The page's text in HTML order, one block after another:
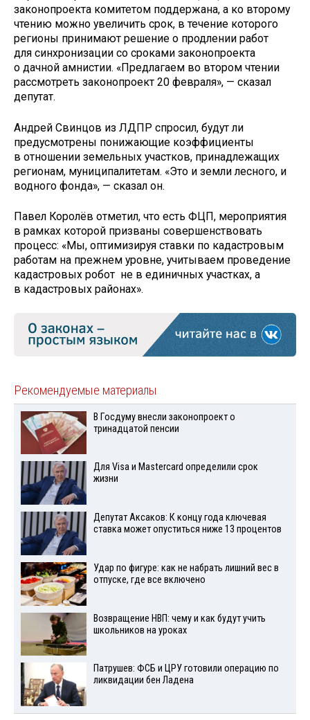
законопроекта комитетом поддержана, а ко второму
чтению можно увеличить срок, в течение которого
регионы принимают решение о продлении работ
для синхронизации со сроками законопроекта
о дачной амнистии. «Предлагаем во втором чтении
рассмотреть законопроект 20 февраля», — сказал
депутат.
Андрей Свинцов из ЛДПР спросил, будут ли
предусмотрены понижающие коэффициенты
в отношении земельных участков, принадлежащих
регионам, муниципалитетам. «Это и земли лесного, и
водного фонда», — сказал он.
Павел Королёв отметил, что есть ФЦП, мероприятия
в рамках которой призваны совершенствовать
процесс: «Мы, оптимизируя ставки по кадастровым
работам на прежнем уровне, учитываем проведение
кадастровых робот не в единичных участках, а
в кадастровых районах».
Рекомендуемые материалы
В Госдуму внесли законопроект о
тринадцатой пенсии
Для Visа и Mastercard определили срок
жизни
Депутат Аксаков: К концу года ключевая
ставка может опуститься ниже 13 процентов
Удар по фигуре: как не набрать лишний вес в
отпуске, где все включено
Возвращение НВП: чему и как будут учить
школьников на уроках
Патрушев: ФСБ и ЦРУ готовили операцию по
ликвидации бен Ладена